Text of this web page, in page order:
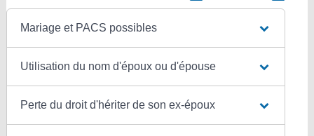
Mariage et PACS possibles
Utilisation du nom d'époux ou d'épouse
Perte du droit d'hériter de son ex-époux